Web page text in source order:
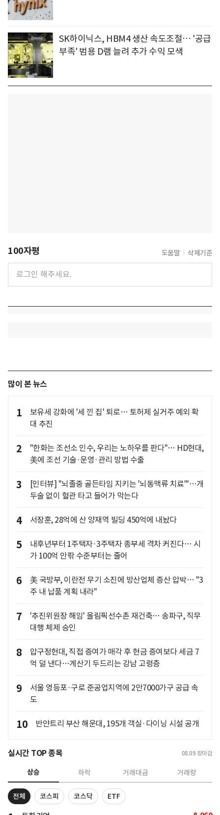
SK하이닉스, HBM4 생산 속도조절… '공급
부족' 범용 D램 늘려 추가 수익 모색
100자평 도움말 삭제기준
많이 본 뉴스
1
보유세 강화에 '세 낀 집' 퇴로… 토허제 실거주 예외 확
대 추진
2
"한화는 조선소 인수, 우리는 노하우를 판다"… HD현대,
美에 조선 기술·운영·관리 방법 수출
3
[인터뷰] "뇌졸중 골든타임 지키는 '뇌동맥류 치료'"…개
두술 없이 혈관 타고 들어가 막는다
4 서장훈, 28억에 산 양재역 빌딩 450억에 내놨다
5
내후년부터 1주택자·3주택자 종부세 격차 커진다… 시
가 100억 안팎 수준부터는 줄어
6
美 국방부, 이란전 무기 소진에 방산업체 증산 압박… "3
주 내 납품 계획 내라"
7
'추진위원장 해임' 올림픽선수촌 재건축… 송파구, 직무
대행 체제 승인
8
압구정현대, 직접 증여가 매각 후 현금 증여보다 세금 7
억 덜 낸다…계산기 두드리는 강남 고령층
9
서울 영등포·구로 준공업지역에 2만7000가구 공급 속
도
10 반얀트리 부산 해운대, 195개 객실·다이닝 시설 공개
실시간 TOP 종목 08.09 장마감
상승 하락 거래대금 거래량
전체 코스피 코스닥 ETF